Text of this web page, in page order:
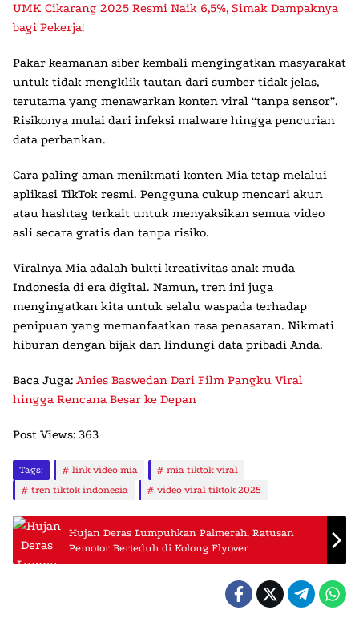
UMK Cikarang 2025 Resmi Naik 6,5%, Simak Dampaknya
bagi Pekerja!
Pakar keamanan siber kembali mengingatkan masyarakat
untuk tidak mengklik tautan dari sumber tidak jelas,
terutama yang menawarkan konten viral “tanpa sensor”.
Risikonya mulai dari infeksi malware hingga pencurian
data perbankan.
Cara paling aman menikmati konten Mia tetap melalui
aplikasi TikTok resmi. Pengguna cukup mencari akun
atau hashtag terkait untuk menyaksikan semua video
asli secara gratis dan tanpa risiko.
Viralnya Mia adalah bukti kreativitas anak muda
Indonesia di era digital. Namun, tren ini juga
mengingatkan kita untuk selalu waspada terhadap
penipuan yang memanfaatkan rasa penasaran. Nikmati
hiburan dengan bijak dan lindungi data pribadi Anda.
Baca Juga: Anies Baswedan Dari Film Pangku Viral
hingga Rencana Besar ke Depan
Post Views: 363
Tags: link video mia
mia tiktok viral
tren tiktok indonesia
video viral tiktok 2025
Hujan Deras Lumpuhkan Palmerah, Ratusan
Pemotor Berteduh di Kolong Flyover